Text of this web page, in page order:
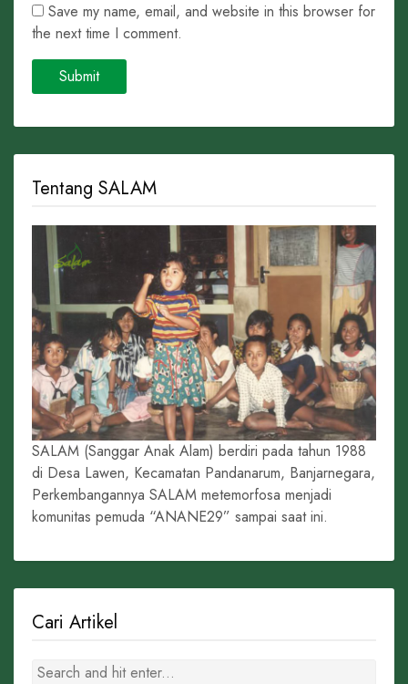
Save my name, email, and website in this browser for
the next time I comment.
Tentang SALAM
SALAM (Sanggar Anak Alam) berdiri pada tahun 1988
di Desa Lawen, Kecamatan Pandanarum, Banjarnegara,
Perkembangannya SALAM metemorfosa menjadi
komunitas pemuda “ANANE29” sampai saat ini.
Cari Artikel